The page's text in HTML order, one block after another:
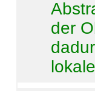
der